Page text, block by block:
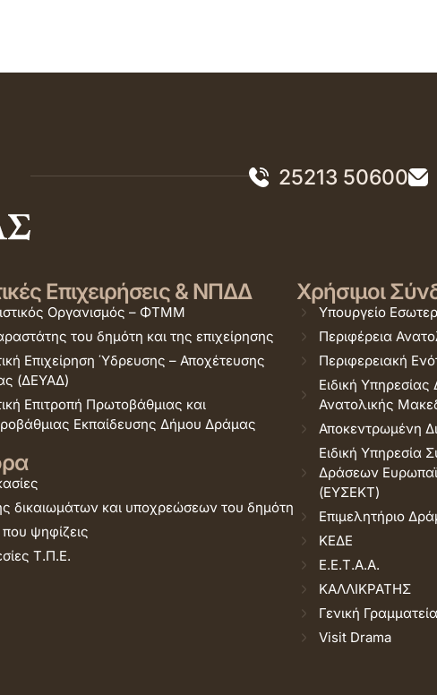
25213 50600
Επιχειρήσεις & ΝΠΔΔ
Οργανισμός – ΦΤΜΜ
του δημότη και της επιχείρησης
Επιχείρηση Ύδρευσης – Αποχέτευσης
(ΔΕΥΑΔ)
Επιτροπή Πρωτοβάθμιας και
Εκπαίδευσης Δήμου Δράμας
δικαιωμάτων και υποχρεώσεων του δημότη
ψηφίζεις
Τ.Π.Ε.
Χρήσιμοι
Υπουργείο
Περιφέρεια
Περιφερειακή
Ειδική Υπηρεσίας
Ανατολικής
Αποκεντρωμένη
Ειδική Υπηρεσία
Δράσεων
(ΕΥΣΕΚΤ)
Επιμελητήριο
ΚΕΔΕ
Ε.Ε.Τ.Α.Α.
ΚΑΛΛΙΚΡΑΤΗΣ
Γενική
Visit Drama